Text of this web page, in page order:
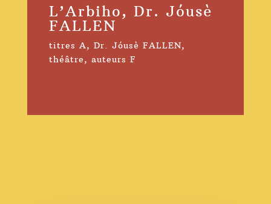
L’Arbiho, Dr. Jóusè
FALLEN
titres A, Dr. Jóusè FALLEN,
théâtre, auteurs F